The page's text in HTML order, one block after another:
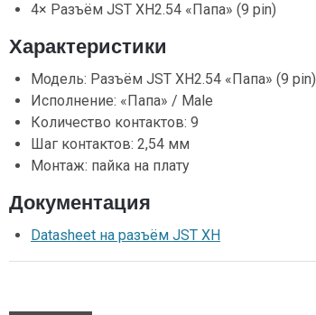
4× Разъём JST XH2.54 «Папа» (9 pin)
Характеристики
Модель: Разъём JST XH2.54 «Папа» (9 pin)
Исполнение: «Папа» / Male
Количество контактов: 9
Шаг контактов: 2,54 мм
Монтаж: пайка на плату
Документация
Datasheet на разъём JST XH